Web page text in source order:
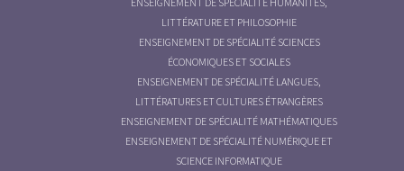
LITTÉRATURE ET PHILOSOPHIE
ENSEIGNEMENT DE SPÉCIALITÉ SCIENCES
ÉCONOMIQUES ET SOCIALES
ENSEIGNEMENT DE SPÉCIALITÉ LANGUES,
LITTÉRATURES ET CULTURES ÉTRANGÈRES
ENSEIGNEMENT DE SPÉCIALITÉ MATHÉMATIQUES
ENSEIGNEMENT DE SPÉCIALITÉ NUMÉRIQUE ET
SCIENCE INFORMATIQUE